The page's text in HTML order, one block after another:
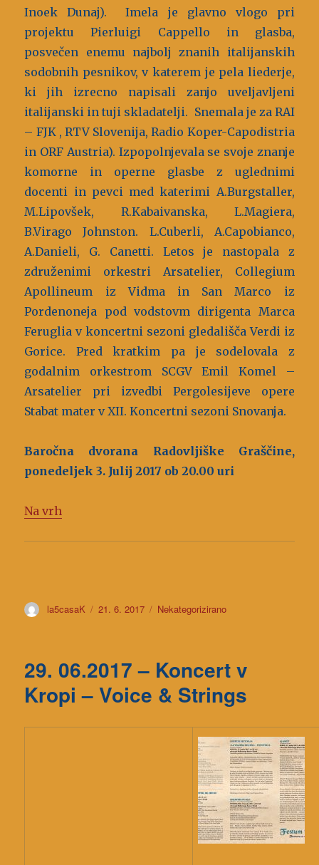
Inoek Dunaj). Imela je glavno vlogo pri
projektu Pierluigi Cappello in glasba,
posvečen enemu najbolj znanih italijanskih
sodobnih pesnikov, v katerem je pela liederje,
ki jih izrecno napisali zanjo uveljavljeni
italijanski in tuji skladatelji. Snemala je za RAI
– FJK , RTV Slovenija, Radio Koper-Capodistria
in ORF Austria). Izpopolnjevala se svoje znanje
komorne in operne glasbe z uglednimi
docenti in pevci med katerimi A.Burgstaller,
M.Lipovšek, R.Kabaivanska, L.Magiera,
B.Virago Johnston. L.Cuberli, A.Capobianco,
A.Danieli, G. Canetti. Letos je nastopala z
združenimi orkestri Arsatelier, Collegium
Apollineum iz Vidma in San Marco iz
Pordenoneja pod vodstovm dirigenta Marca
Feruglia v koncertni sezoni gledališča Verdi iz
Gorice. Pred kratkim pa je sodelovala z
godalnim orkestrom SCGV Emil Komel –
Arsatelier pri izvedbi Pergolesijeve opere
Stabat mater v XII. Koncertni sezoni Snovanja.
Baročna dvorana Radovljiške Graščine,
ponedeljek 3. Julij 2017 ob 20.00 uri
Na vrh
Avtor
la5casaK
Objavljeno
21. 6. 2017 Kategorije
Nekategorizirano
29. 06.2017 – Koncert v
Kropi – Voice & Strings